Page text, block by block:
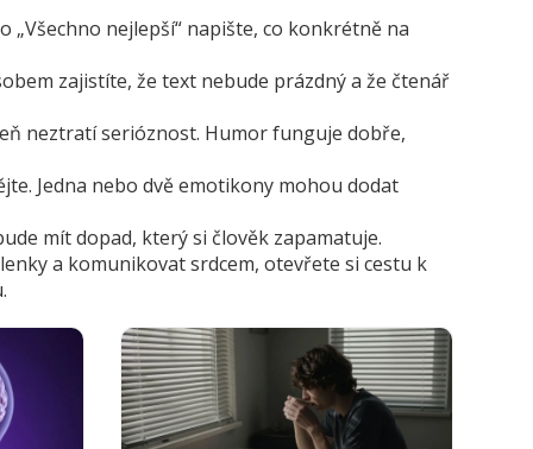
„Všechno nejlepší“ napište, co konkrétně na
zajistíte, že text nebude prázdný a že čtenář
neztratí serióznost. Humor funguje dobře,
Jedna nebo dvě emotikony mohou dodat
mít dopad, který si člověk zapamatuje.
a komunikovat srdcem, otevřete si cestu k